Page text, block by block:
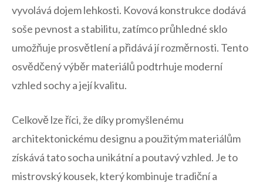
vyvolává ⁤dojem lehkosti. ​Kovová konstrukce dodává​
soše pevnost a​ stabilitu, zatímco průhledné sklo
umožňuje prosvětlení a přidává jí rozměrnosti.‍ Tento
osvědčený výběr materiálů ⁤podtrhuje moderní
vzhled sochy ⁤a její kvalitu.
Celkově ⁢lze říci, ​že‍ díky promyšlenému⁤
architektonickému⁢ designu​ a použitým materiálům
získává tato socha unikátní a poutavý vzhled. Je to
mistrovský kousek, který kombinuje tradiční‌ a⁤